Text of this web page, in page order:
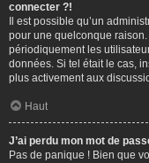
connecter ?!
Il est possible qu’un
pour une quelconque
périodiquement les
données. Si tel était le cas,
plus activement aux
Haut
J’ai perdu mon mot de
Pas de panique ! Bien que